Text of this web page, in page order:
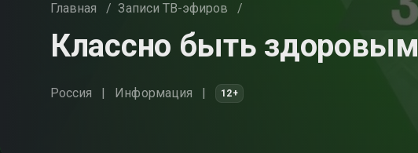
Главная / Записи ТВ-эфиров /
Классно быть здоровым
Россия Информация 12+